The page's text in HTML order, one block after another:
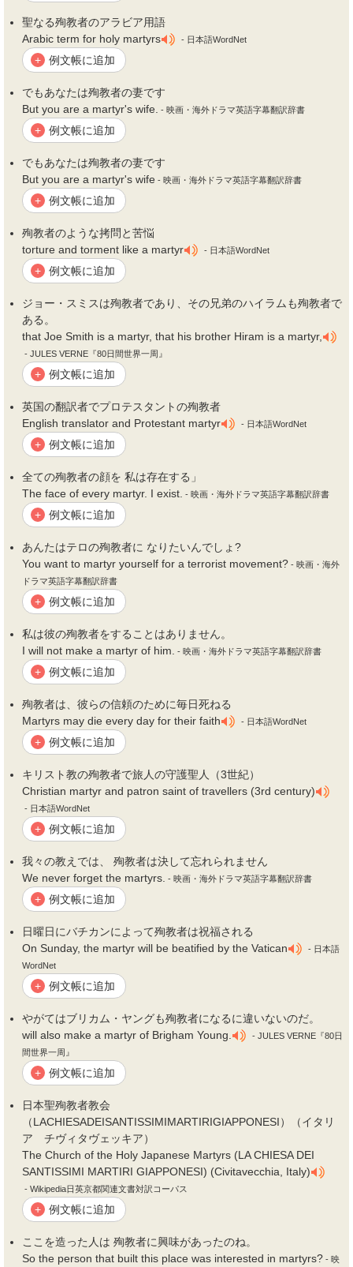
聖なる殉教者のアラビア用語
Arabic term for holy martyrs
- 日本語WordNet
+ 例文帳に追加
でもあなたは殉教者の妻です
But you are a martyr's wife. - 映画・海外ドラマ英語字幕翻訳辞書
+ 例文帳に追加
でもあなたは殉教者の妻です
But you are a martyr's wife - 映画・海外ドラマ英語字幕翻訳辞書
+ 例文帳に追加
殉教者のような拷問と苦悩
torture and torment like a martyr
- 日本語WordNet
+ 例文帳に追加
ジョー・スミスは殉教者であり、その兄弟のハイラムも殉教者で
ある。
that Joe Smith is a martyr, that his brother Hiram is a martyr,
- JULES VERNE『80日間世界一周』
+ 例文帳に追加
英国の翻訳者でプロテスタントの殉教者
English translator and Protestant martyr
- 日本語WordNet
+ 例文帳に追加
全ての殉教者の顔を 私は存在する」
The face of every martyr. I exist. - 映画・海外ドラマ英語字幕翻訳辞書
+ 例文帳に追加
あんたはテロの殉教者に なりたいんでしょ?
You want to martyr yourself for a terrorist movement? - 映画・海外
ドラマ英語字幕翻訳辞書
+ 例文帳に追加
私は彼の殉教者をすることはありません。
I will not make a martyr of him.
- 映画・海外ドラマ英語字幕翻訳辞書
+ 例文帳に追加
殉教者は、彼らの信頼のために毎日死ねる
Martyrs may die every day for their faith
- 日本語WordNet
+ 例文帳に追加
キリスト教の殉教者で旅人の守護聖人（3世紀）
Christian martyr and patron saint of travellers (3rd century)
- 日本語WordNet
+ 例文帳に追加
我々の教えでは、 殉教者は決して忘れられません
We never forget the martyrs. - 映画・海外ドラマ英語字幕翻訳辞書
+ 例文帳に追加
日曜日にバチカンによって殉教者は祝福される
On Sunday, the martyr will be beatified by the Vatican
- 日本語
WordNet
+ 例文帳に追加
やがてはブリカム・ヤングも殉教者になるに違いないのだ。
will also make a martyr of Brigham Young.
- JULES VERNE『80日
間世界一周』
+ 例文帳に追加
日本聖殉教者教会
（LACHIESADEISANTISSIMIMARTIRIGIAPPONESI）（イタリ
ア チヴィタヴェッキア）
The Church of the Holy Japanese Martyrs (LA CHIESA DEI
SANTISSIMI MARTIRI GIAPPONESI) (Civitavecchia, Italy)
- Wikipedia日英京都関連文書対訳コーパス
+ 例文帳に追加
ここを造った人は 殉教者に興味があったのね。
So the person that built this place was interested in martyrs? - 映